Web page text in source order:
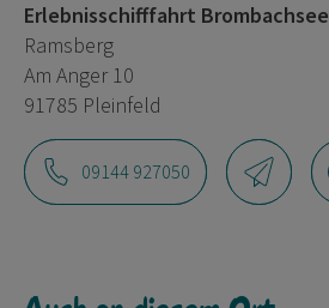
Erlebnisschifffahrt Brombachsee
Ramsberg
Am Anger 10
91785 Pleinfeld
09144 927050